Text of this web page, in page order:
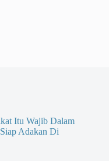
Itu Wajib Dalam
Adakan Di